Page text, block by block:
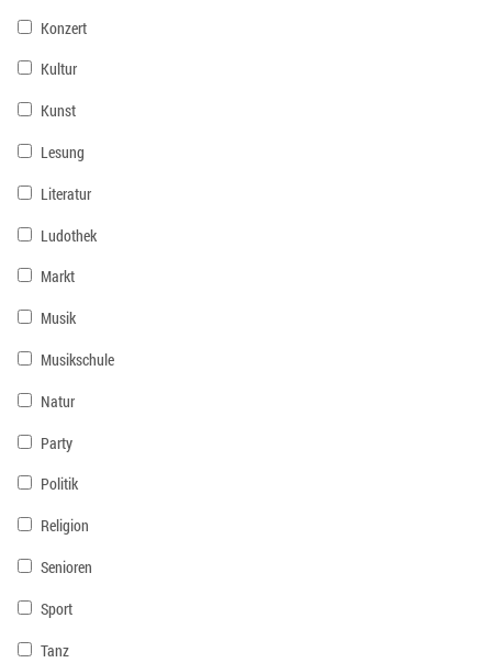
Konzert
Kultur
Kunst
Lesung
Literatur
Ludothek
Markt
Musik
Musikschule
Natur
Party
Politik
Religion
Senioren
Sport
Tanz